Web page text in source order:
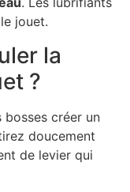
jouet.
la
?
bosses créer un
doucement
de levier qui